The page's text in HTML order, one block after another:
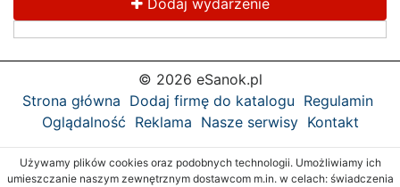
Dodaj wydarzenie
© 2026 eSanok.pl
Strona główna Dodaj firmę do katalogu Regulamin
Oglądalność Reklama Nasze serwisy Kontakt
Używamy plików cookies oraz podobnych technologii. Umożliwiamy ich
umieszczanie naszym zewnętrznym dostawcom m.in. w celach: świadczenia